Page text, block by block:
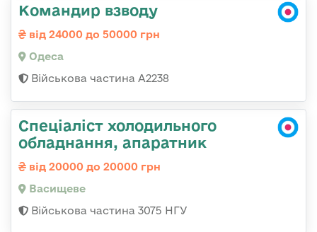
Командир взводу
від 24000 до 50000 грн
Одеса
Військова частина А2238
Спеціаліст холодильного
обладнання, апаратник
від 20000 до 20000 грн
Васищеве
Військова частина 3075 НГУ